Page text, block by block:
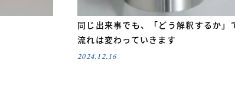
同じ出来事でも、「どう解釈するか」
流れは変わっていきます
2024.12.16